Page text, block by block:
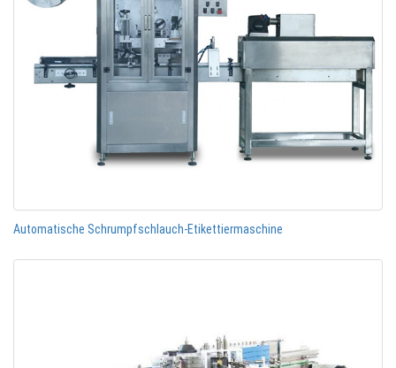
Automatische Schrumpfschlauch-Etikettiermaschine